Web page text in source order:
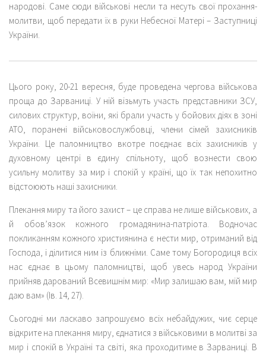
народові. Саме сюди військові несли та несуть свої прохання-
молитви, щоб передати їх в руки Небесної Матері – Заступниці
України.
Цього року, 20-21 вересня, буде проведена чергова військова
проща до Зарваниці. У ній візьмуть участь представники ЗСУ,
силових структур, воїни, які брали участь у бойових діях в зоні
АТО, поранені військовослужбовці, члени сімей захисників
України. Це паломництво вкотре поєднає всіх захисників у
духовному центрі в єдину спільноту, щоб вознести свою
усильну молитву за мир і спокій у країні, що їх так непохитно
відстоюють наші захисники.
Плекання миру та його захист – це справа не лише військових, а
й обов’язок кожного громадянина-патріота. Водночас
покликанням кожного християнина є нести мир, отриманий від
Господа, і ділитися ним із ближніми. Саме тому Богородиця всіх
нас єднає в цьому паломництві, щоб увесь народ України
прийняв дарований Всевишнім мир: «Мир залишаю вам, мій мир
даю вам» (Ів. 14, 27).
Сьогодні ми ласкаво запрошуємо всіх небайдужих, чиє серце
відкрите на плекання миру, єднатися з військовими в молитві за
мир і спокій в Україні та світі, яка проходитиме в Зарваниці. В